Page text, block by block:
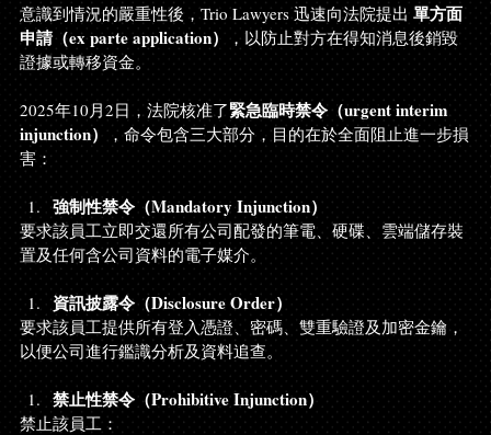
意識到情況的嚴重性後，Trio Lawyers 迅速向法院提出 單方面
申請（ex parte application） ，以防止對方在得知消息後銷毀
證據或轉移資金。
2025年10月2日，法院核准了緊急臨時禁令（urgent interim
injunction） ，命令包含三大部分，目的在於全面阻止進一步損
害：
強制性禁令（Mandatory Injunction）
要求該員工立即交還所有公司配發的筆電、硬碟、雲端儲存裝
置及任何含公司資料的電子媒介。
資訊披露令（Disclosure Order）
要求該員工提供所有登入憑證、密碼、雙重驗證及加密金鑰，
以便公司進行鑑識分析及資料追查。
禁止性禁令（Prohibitive Injunction）
禁止該員工：